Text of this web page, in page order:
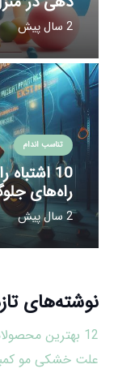
2 سال پیش
تناسب اندام
10
راه‌های
2 سال پیش
نوشته‌های
12 بهترین محصولات مراقبت از پوست کره ای+ نکات کاربردی
علت خشکی مو کمبود چه